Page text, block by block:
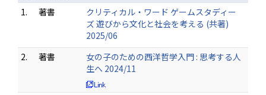
1.
著書
クリティカル・ワード ゲームスタディー
ズ 遊びから文化と社会を考える (共著)
2025/06
2.
著書
女の子のための西洋哲学入門 : 思考する人
生へ 2024/11